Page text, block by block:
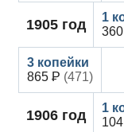
1905 год 360
865 (471)
1906 год 104